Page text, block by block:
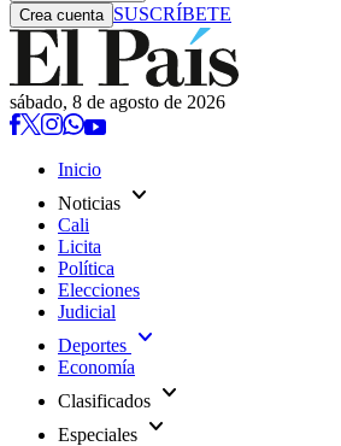
Crea cuenta SUSCRÍBETE
sábado, 8 de agosto de 2026
Inicio
Noticias expand_more
Cali
Licita
Política
Elecciones
Judicial
Deportes expand_more
Economía
Clasificados expand_more
Especiales expand_more